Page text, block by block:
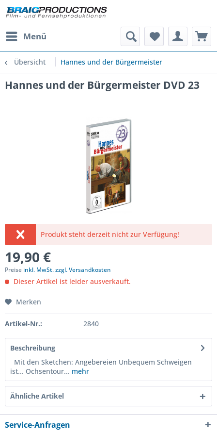
Menü
Übersicht Hannes und der Bürgermeister
Hannes und der Bürgermeister DVD 23
Produkt steht derzeit nicht zur Verfügung!
19,90 €
Preise inkl. MwSt. zzgl. Versandkosten
Dieser Artikel ist leider ausverkauft.
Merken
Artikel-Nr.: 2840
Beschreibung
Mit den Sketchen: Angebereien Unbequem Schweigen
ist... Ochsentour... mehr
Ähnliche Artikel
Service-Anfragen